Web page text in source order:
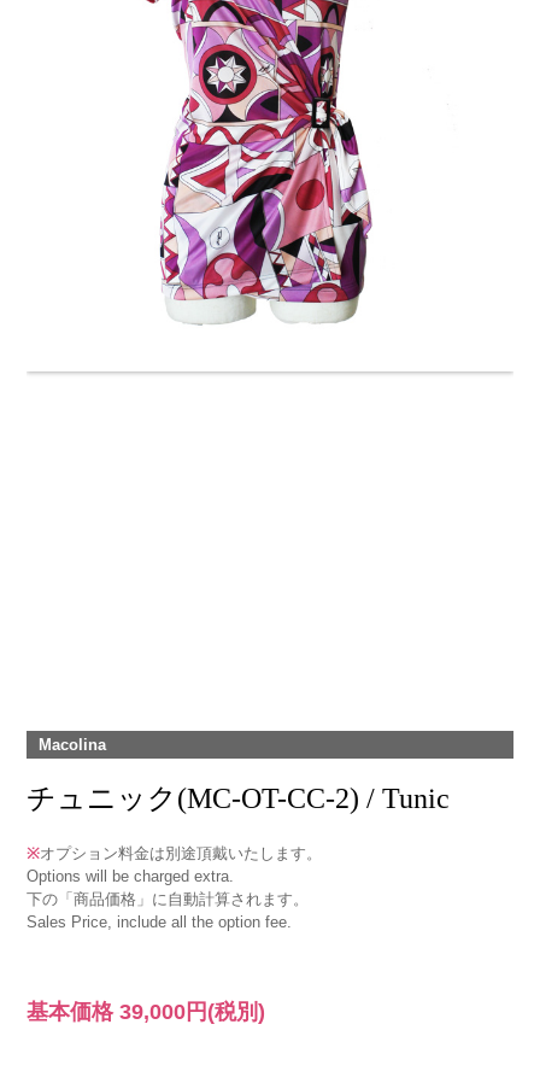
Macolina
チュニック(MC-OT-CC-2) / Tunic
※オプション料金は別途頂戴いたします。
Options will be charged extra.
下の「商品価格」に自動計算されます。
Sales Price, include all the option fee.
基本価格39,000円 (税別)